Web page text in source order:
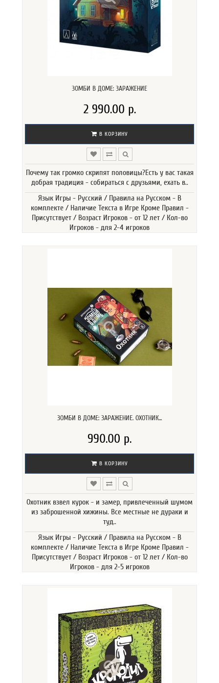
ЗОМБИ В ДОМЕ: ЗАРАЖЕНИЕ
2 990.00 р.
В КОРЗИНУ
Почему так громко скрипят половицы?Есть у вас такая
добрая традиция - собираться с друзьями, ехать в..
Язык Игры - Русский / Правила на Русском - В
комплекте / Наличие Текста в Игре Кроме Правил -
Присутствует / Возраст Игроков - от 12 лет / Кол-во
Игроков - для 2-4 игроков
ЗОМБИ В ДОМЕ: ЗАРАЖЕНИЕ. ОХОТНИК...
990.00 р.
В КОРЗИНУ
Охотник взвел курок - и замер, привлеченный шумом
из заброшенной хижины. Все местные не дураки и
туд..
Язык Игры - Русский / Правила на Русском - В
комплекте / Наличие Текста в Игре Кроме Правил -
Присутствует / Возраст Игроков - от 12 лет / Кол-во
Игроков - для 2-5 игроков